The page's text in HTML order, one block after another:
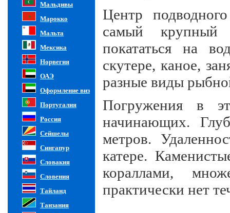
Мальдивы
Марокко
Мальта
Мексика
Норвегия
ОАЭ
Оформление виз
Португалия
Россия
Сейшелы
Сингапур
Словакия
Словения
Тайланд
Танзания
Центр
самый
покататься на
скутере, каное,
разные виды
Погружения в
начинающих.
метров.
катере.
кораллами,
практически нет